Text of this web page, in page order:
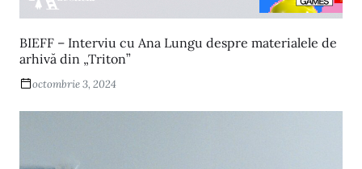
BIEFF – Interviu cu Ana Lungu despre materialele de
arhivă din „Triton”
octombrie 3, 2024